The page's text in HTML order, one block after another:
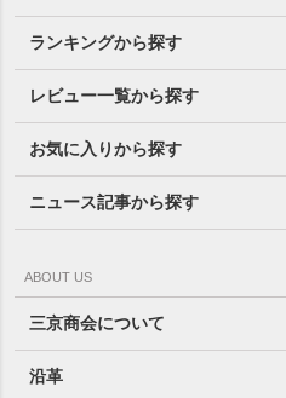
ランキングから探す
レビュー一覧から探す
お気に入りから探す
ニュース記事から探す
ABOUT US
三京商会について
沿革